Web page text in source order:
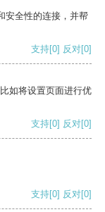
安全性的连接，并帮
支持[0] 反对[0]
如将设置页面进行优
支持[0] 反对[0]
支持[0] 反对[0]